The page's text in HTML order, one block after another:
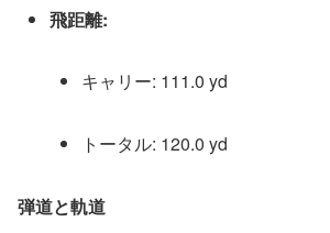
飛距離:
キャ リ ー: 111.0 yd
ト ータル: 120.0 yd
弾道と軌道